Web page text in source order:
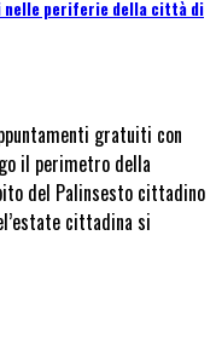
nelle periferie della città di
gratuiti con
il perimetro della
del Palinsesto cittadino
cittadina si